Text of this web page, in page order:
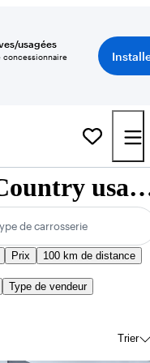
usagées
concessionnaire
Chrysler Town & Country usagés à
de carrosserie
Prix 100 km de distance
Type de vendeur
Trier